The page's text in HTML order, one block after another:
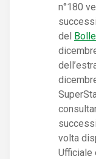
n°180
del
volta
Ufficiale